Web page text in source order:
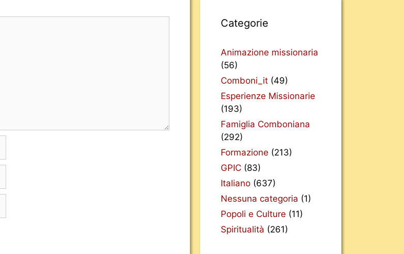
Categorie
Animazione missionaria
(56)
Comboni_it (49)
Esperienze Missionarie
(193)
Famiglia Comboniana
(292)
Formazione (213)
GPIC (83)
Italiano (637)
Nessuna categoria (1)
Popoli e Culture (11)
Spiritualità (261)